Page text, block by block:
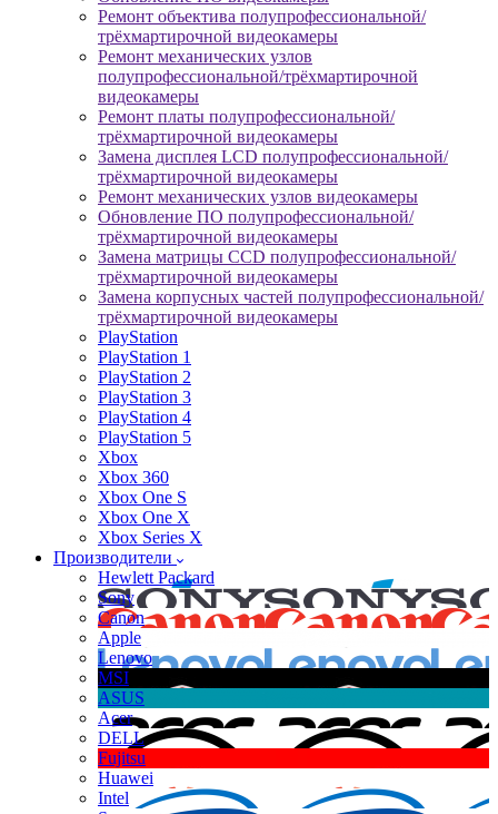
Ремонт объектива полупрофессиональной/
трёхмартирочной видеокамеры
Ремонт механических узлов
полупрофессиональной/трёхмартирочной
видеокамеры
Ремонт платы полупрофессиональной/
трёхмартирочной видеокамеры
Замена дисплея LCD полупрофессиональной/
трёхмартирочной видеокамеры
Ремонт механических узлов видеокамеры
Обновление ПО полупрофессиональной/
трёхмартирочной видеокамеры
Замена матрицы CCD полупрофессиональной/
трёхмартирочной видеокамеры
Замена корпусных частей полупрофессиональной/
трёхмартирочной видеокамеры
PlayStation
PlayStation 1
PlayStation 2
PlayStation 3
PlayStation 4
PlayStation 5
Xbox
Xbox 360
Xbox One S
Xbox One X
Xbox Series X
Производители
Hewlett Packard
Sony
Canon
Apple
Lenovo
MSI
ASUS
Acer
DELL
Fujitsu
Huawei
Intel